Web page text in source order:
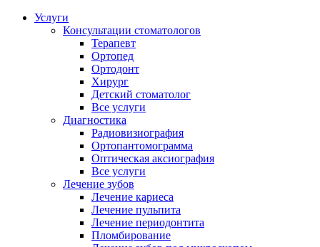
Услуги
Консультации стоматологов
Терапевт
Ортопед
Ортодонт
Хирург
Детский стоматолог
Все услуги
Диагностика
Радиовизиография
Ортопантомограмма
Оптическая аксиография
Все услуги
Лечение зубов
Лечение кариеса
Лечение пульпита
Лечение периодонтита
Пломбирование